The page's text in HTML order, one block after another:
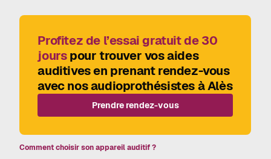
Comment choisir son appareil auditif ?
Profitez de l’essai gratuit de 30
jourspour trouver vos aides
auditives en prenant rendez-vous
avec nos audioprothésistes à Alès
Prendre rendez-vous